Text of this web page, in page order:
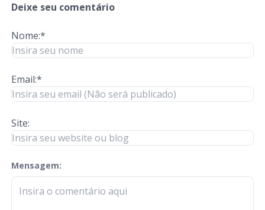
Deixe seu comentário
Nome:*
Email:*
Site:
Mensagem:
check-terms